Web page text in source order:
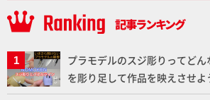
プラモデルのスジ彫りってど
を彫り足して作品を映えさせ
いプラモデルの基礎：スジ彫